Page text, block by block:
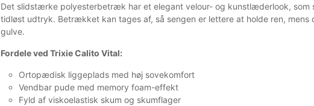
Det slidstærke polyesterbetræk har et elegant velour- og kunstlæderlook, som
tidløst udtryk. Betrækket kan tages af, så sengen er lettere at holde ren,
gulve.
Fordele ved Trixie Calito Vital:
Ortopædisk liggeplads med høj sovekomfort
Vendbar pude med memory foam-effekt
Fyld af viskoelastisk skum og skumflager